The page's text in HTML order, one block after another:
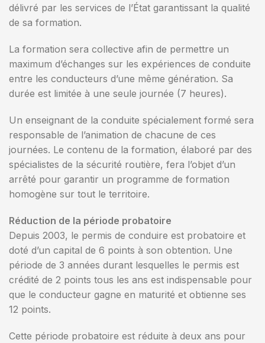
délivré par les services de l’État garantissant la qualité
de sa formation.
La formation sera collective afin de permettre un
maximum d’échanges sur les expériences de conduite
entre les conducteurs d’une même génération. Sa
durée est limitée à une seule journée (7 heures).
Un enseignant de la conduite spécialement formé sera
responsable de l’animation de chacune de ces
journées. Le contenu de la formation, élaboré par des
spécialistes de la sécurité routière, fera l’objet d’un
arrêté pour garantir un programme de formation
homogène sur tout le territoire.
Réduction de la période probatoire
Depuis 2003, le permis de conduire est probatoire et
doté d’un capital de 6 points à son obtention. Une
période de 3 années durant lesquelles le permis est
crédité de 2 points tous les ans est indispensable pour
que le conducteur gagne en maturité et obtienne ses
12 points.
Cette période probatoire est réduite à deux ans pour